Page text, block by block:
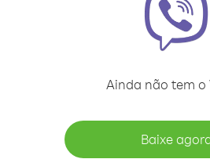
Ainda não tem o
Baixe